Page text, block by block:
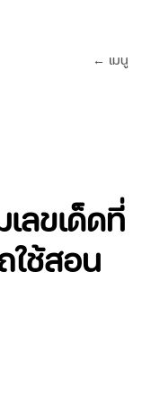
← เมนู
ลขเด็ดที่
ใช้สอน